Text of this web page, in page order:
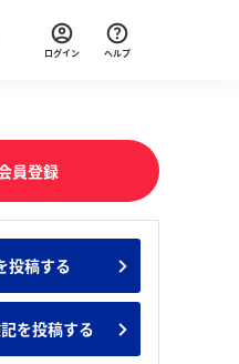
なのインターン人気企業ランキ
イベント一覧
ログイン ヘルプ
員登録
投稿する
を投稿する